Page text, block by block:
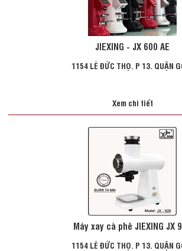
JIEXING - JX 600 AE
1154 LÊ ĐỨC THỌ. P 13. QUẬN
Xem chi tiết
Máy xay cà phê JIEXING JX
1154 LÊ ĐỨC THỌ. P 13. QUẬN